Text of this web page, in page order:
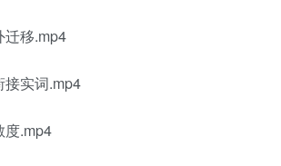
移.mp4
实词.mp4
.mp4